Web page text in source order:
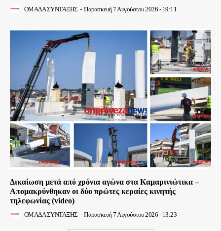
ΟΜΑΔΑ ΣΥΝΤΑΞΗΣ - Παρασκευή 7 Αυγούστου 2026 - 19:11
Δικαίωση μετά από χρόνια αγώνα στα Καμαρινιώτικα –
Απομακρύνθηκαν οι δύο πρώτες κεραίες κινητής
τηλεφωνίας (video)
ΟΜΑΔΑ ΣΥΝΤΑΞΗΣ - Παρασκευή 7 Αυγούστου 2026 - 13:23